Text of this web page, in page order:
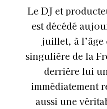
Le DJ et
est décédé
juillet, à l’âge
singulière de la
derrière lui
immédiatement
aussi une